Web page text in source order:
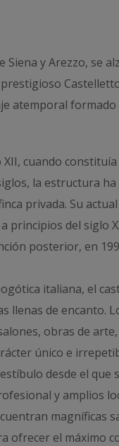
y Arezzo, se
atemporal
cuando
la estructura
privada. Su
principios del siglo
posterior, en
italiana, el
llenas de encanto.
obras de
único e
desde el que
y amplios
magníficas
ofrecer el máximo